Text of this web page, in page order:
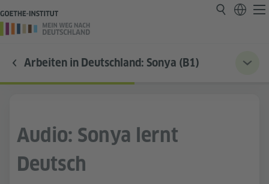
Arbeiten in Deutschland: Sonya (B1)
Audio: Sonya lernt
Deutsch